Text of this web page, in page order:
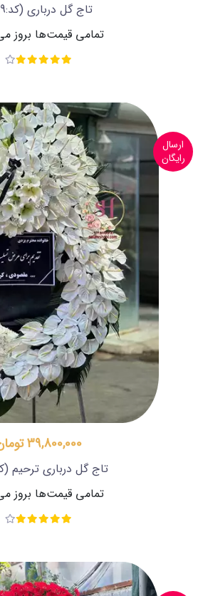
تاج گل درباری (کد:309)
تمامی قیمت‌ها بروز
ارسال
رایگان
39,800,000 تومان
تاج گل درباری ترحیم
تمامی قیمت‌ها بروز